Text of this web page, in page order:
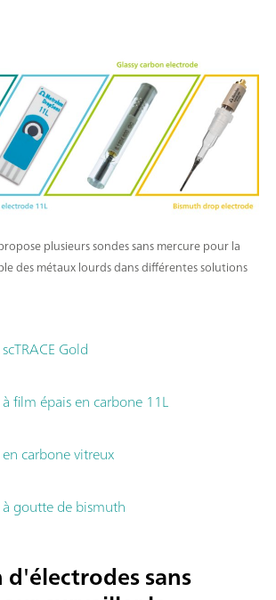
plusieurs sondes sans mercure pour la
des métaux lourds dans différentes solutions
Gold
film épais en carbone 11L
carbone vitreux
goutte de bismuth
sans